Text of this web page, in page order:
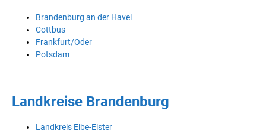
Brandenburg an der Havel
Cottbus
Frankfurt/Oder
Potsdam
Landkreise Brandenburg
Landkreis Elbe-Elster